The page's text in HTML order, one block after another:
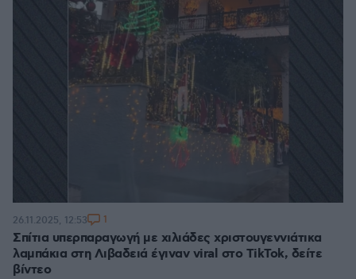
Σπίτια υπερπαραγωγή με χιλιάδες χριστουγεννιάτικα
λαμπάκια στη Λιβαδειά έγιναν viral στο TikTok, δείτε
βίντεο
26.11.2025, 12:53 1